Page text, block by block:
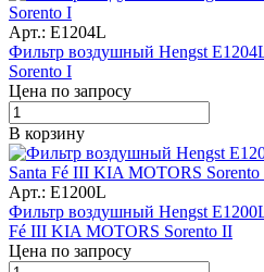
Арт.: E1204L
Фильтр воздушный Hengst
Sorento I
Цена по запросу
В корзину
Арт.: E1200L
Фильтр воздушный Hengst
Fé III KIA MOTORS Sorento II
Цена по запросу